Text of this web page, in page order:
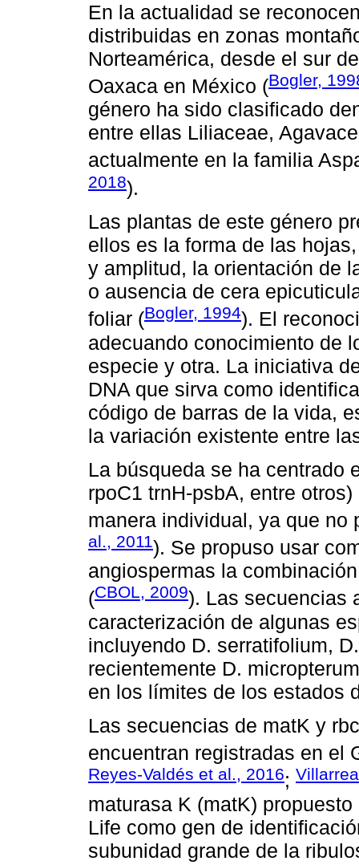
En la actualidad se
distribuidas en zonas
Norteamérica, desde el sur
Oaxaca en México (Bogler,
género ha sido clasificado
entre ellas Liliaceae,
actualmente en la familia
2018).
Las plantas de este género
ellos es la forma de las
y amplitud, la orientación de
o ausencia de cera
foliar (Bogler, 1994). El
adecuando conocimiento de
especie y otra. La iniciativa
DNA que sirva como
código de barras de la vida,
la variación existente entre
La búsqueda se ha centrado
rpoC1 trnH-psbA, entre
manera individual, ya que no
al., 2011). Se propuso usar
angiospermas la
(CBOL, 2009). Las secuencias
caracterización de algunas
incluyendo D. serratifolium,
recientemente D.
en los límites de los estados
Las secuencias de matK y
encuentran registradas en el
Reyes-Valdés et al., 2016;
maturasa K (matK)
Life como gen de
subunidad grande de la